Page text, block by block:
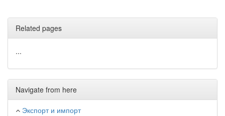
Related pages
...
Navigate from here
Экспорт и импорт